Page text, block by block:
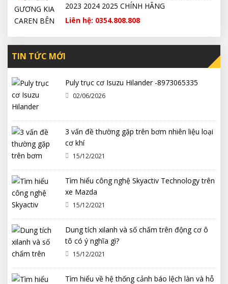
2023 2024 2025 CHÍNH HÃNG
Liên hệ: 0354.808.808
TIN TỨC MỚI
Puly trục cơ Isuzu Hilander -8973065335
02/06/2026
3 vấn đề thường gặp trên bơm nhiên liệu loại
cơ khí
15/12/2021
Tìm hiểu công nghệ Skyactiv Technology trên
xe Mazda
15/12/2021
Dung tích xilanh và số chấm trên động cơ ô
tô có ý nghĩa gì?
15/12/2021
Tìm hiểu về hệ thống cảnh báo lệch làn và hỗ